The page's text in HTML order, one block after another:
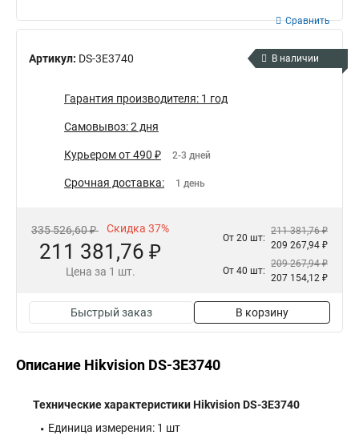
Артикул: DS-3E3740
Сравнить
В наличии
Гарантия производителя: 1 год
Самовывоз: 2 дня
Курьером от 490 ₽ 2-3 дней
Срочная доставка: 1 день
335 526,60 ₽ Скидка 37%
211 381,76 ₽
Цена за 1 шт.
От 20 шт:
211 381,76 ₽
209 267,94 ₽
От 40 шт:
209 267,94 ₽
207 154,12 ₽
Быстрый заказ В корзину
Описание Hikvision DS-3E3740
Технические характеристики Hikvision DS-3E3740
Единица измерения: 1 шт